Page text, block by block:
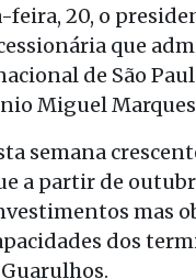
feira, 20, o
que
de São
Miguel
semana
a partir de
mas
dos